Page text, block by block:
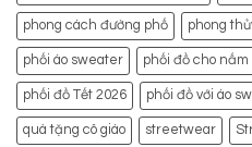
phong cách đường phố phong
phối áo sweater phối đồ cho nấm
phối đồ Tết 2026 phối đồ với áo
quà tặng cô giáo streetwear